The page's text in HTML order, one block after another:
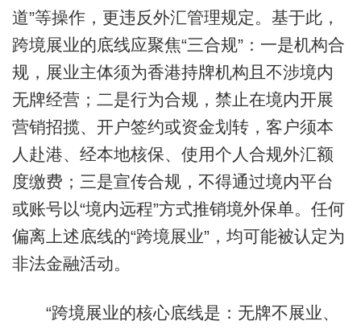
道”等操作，更违反外汇管理规定。基于此，
跨境展业的底线应聚焦“三合规”：一是机构合
规，展业主体须为香港持牌机构且不涉境内
无牌经营；二是行为合规，禁止在境内开展
营销招揽、开户签约或资金划转，客户须本
人赴港、经本地核保、使用个人合规外汇额
度缴费；三是宣传合规，不得通过境内平台
或账号以“境内远程”方式推销境外保单。任何
偏离上述底线的“跨境展业”，均可能被认定为
非法金融活动。
“跨境展业的核心底线是：无牌不展业、